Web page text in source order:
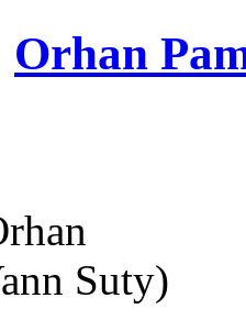
Orhan